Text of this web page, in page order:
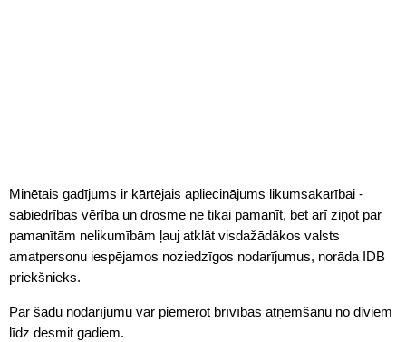
Minētais gadījums ir kārtējais apliecinājums likumsakarībai -
sabiedrības vērība un drosme ne tikai pamanīt, bet arī ziņot par
pamanītām nelikumībām ļauj atklāt visdažādākos valsts
amatpersonu iespējamos noziedzīgos nodarījumus, norāda IDB
priekšnieks.
Par šādu nodarījumu var piemērot brīvības atņemšanu no diviem
līdz desmit gadiem.